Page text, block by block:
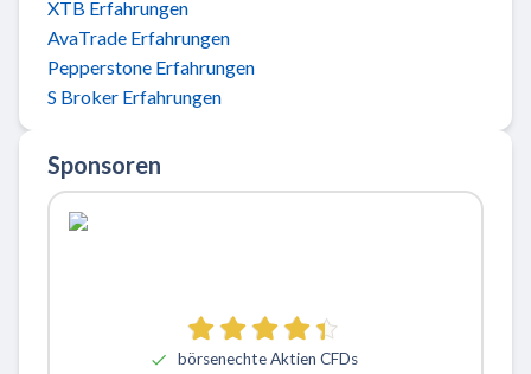
XTB Erfahrungen
AvaTrade Erfahrungen
Pepperstone Erfahrungen
S Broker Erfahrungen
Sponsoren
börsenechte Aktien CFDs